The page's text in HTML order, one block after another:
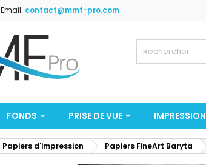
Email: contact@mmf-pro.com
FONDS PRISE DE VUE IMPRESSION
Papiers d'impression Papiers FineArt Baryta